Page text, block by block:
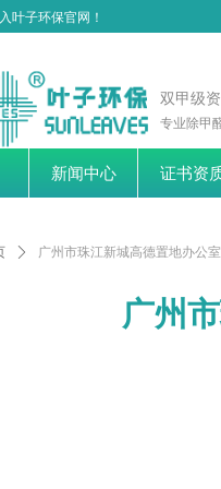
叶子环保官网！
双甲级
专业除甲
新闻中心 证书资
ꄲ 广州市珠江新城高德置地办公
广州